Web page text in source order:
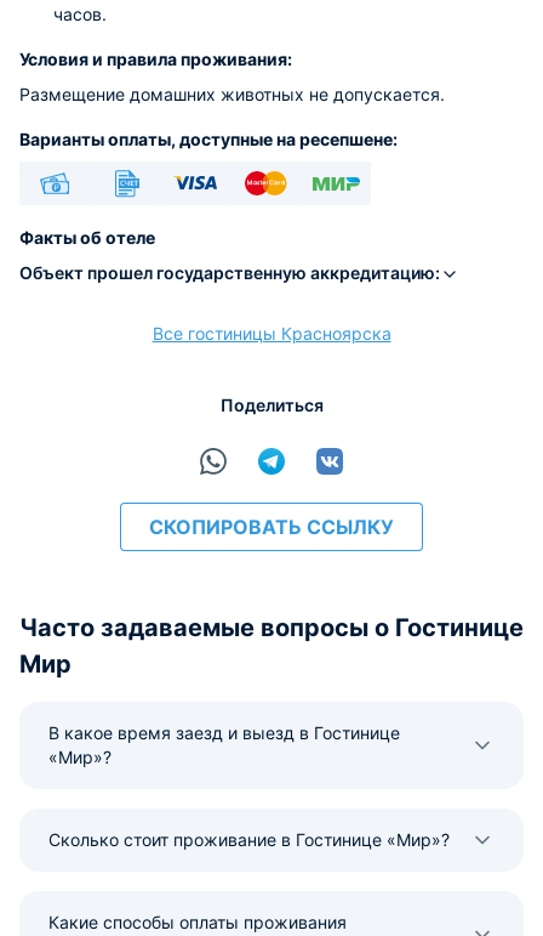
часов.
Условия и правила проживания:
Размещение домашних животных не допускается.
Варианты оплаты, доступные на ресепшене:
Факты об отеле
Объект прошел государственную аккредитацию:
Все гостиницы Красноярска
Поделиться
СКОПИРОВАТЬ ССЫЛКУ
Часто задаваемые вопросы о Гостинице
Мир
В какое время заезд и выезд в Гостинице
«Мир»?
Сколько стоит проживание в Гостинице «Мир»?
Какие способы оплаты проживания